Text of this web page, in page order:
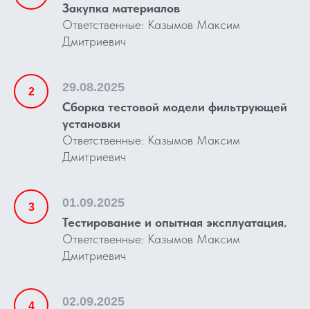
Закупка материалов
Ответственные: Казымов Максим
Дмитриевич
29.08.2025
Сборка тестовой модели фильтрующей
установки
Ответственные: Казымов Максим
Дмитриевич
01.09.2025
Тестирование и опытная эксплуатация.
Ответственные: Казымов Максим
Дмитриевич
02.09.2025